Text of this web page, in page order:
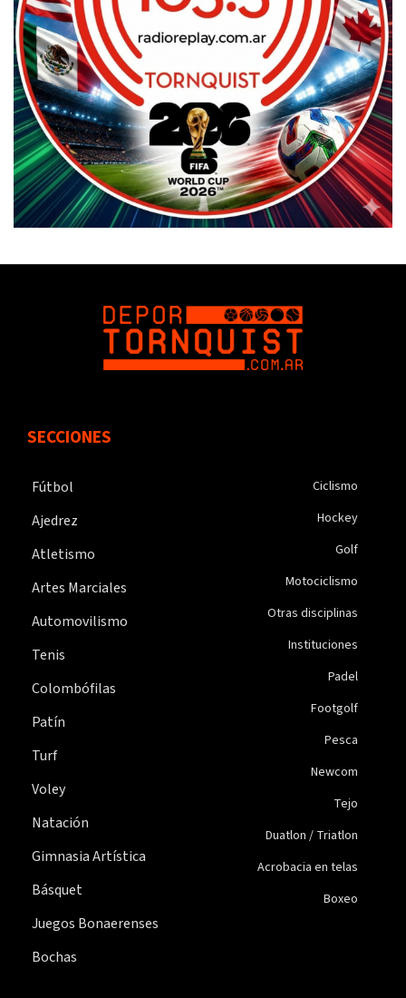
SECCIONES
Fútbol
Ajedrez
Atletismo
Artes Marciales
Automovilismo
Tenis
Colombófilas
Patín
Turf
Voley
Natación
Gimnasia Artística
Básquet
Juegos Bonaerenses
Bochas
Ciclismo
Hockey
Golf
Motociclismo
Otras disciplinas
Instituciones
Padel
Footgolf
Pesca
Newcom
Tejo
Duatlon / Triatlon
Acrobacia en telas
Boxeo